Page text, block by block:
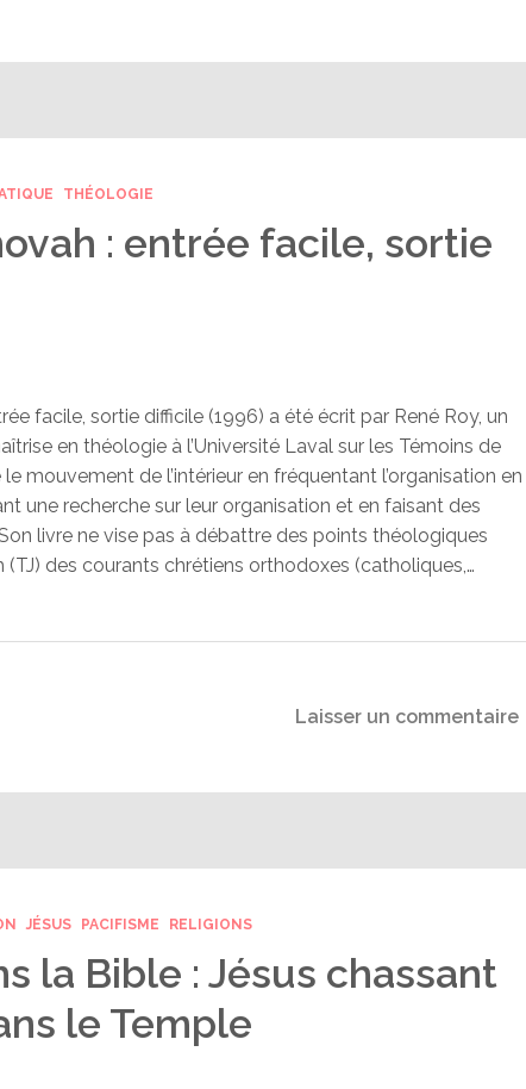
THÉOLOGIE
: entrée facile, sortie
facile, sortie difficile (1996) a été écrit par René Roy, un
en théologie à l’Université Laval sur les Témoins de
mouvement de l’intérieur en fréquentant l’organisation en
une recherche sur leur organisation et en faisant des
livre ne vise pas à débattre des points théologiques
des courants chrétiens orthodoxes (catholiques,…
Laisser un commentaire
JÉSUS PACIFISME RELIGIONS
la Bible : Jésus chassant
le Temple